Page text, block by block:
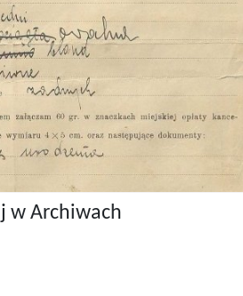
w Archiwach